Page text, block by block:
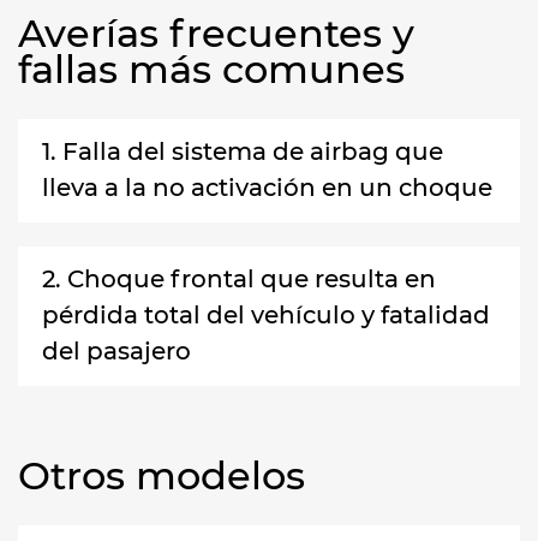
Averías frecuentes y
fallas más comunes
1. Falla del sistema de airbag que
lleva a la no activación en un choque
2. Choque frontal que resulta en
pérdida total del vehículo y fatalidad
del pasajero
Otros modelos